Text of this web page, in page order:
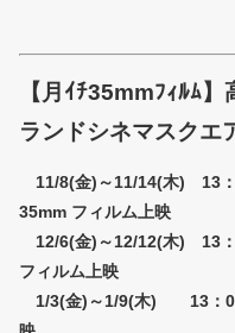
【月ｲﾁ35mmﾌｨﾙﾑ
ランドシネマスクエ
11/8(金)～11/14(木) 13
35mm フィルム上映
12/6(金)～12/12(木) 13
フィルム上映
1/3(金)～1/9(木) 13：